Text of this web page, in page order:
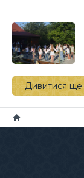
Дивитися ще